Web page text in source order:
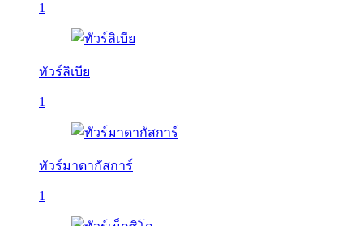
1
ทัวร์ลิเบีย
1
ทัวร์มาดากัสการ์
1